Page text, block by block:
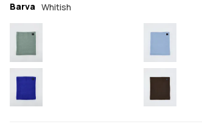
Barva Whitish